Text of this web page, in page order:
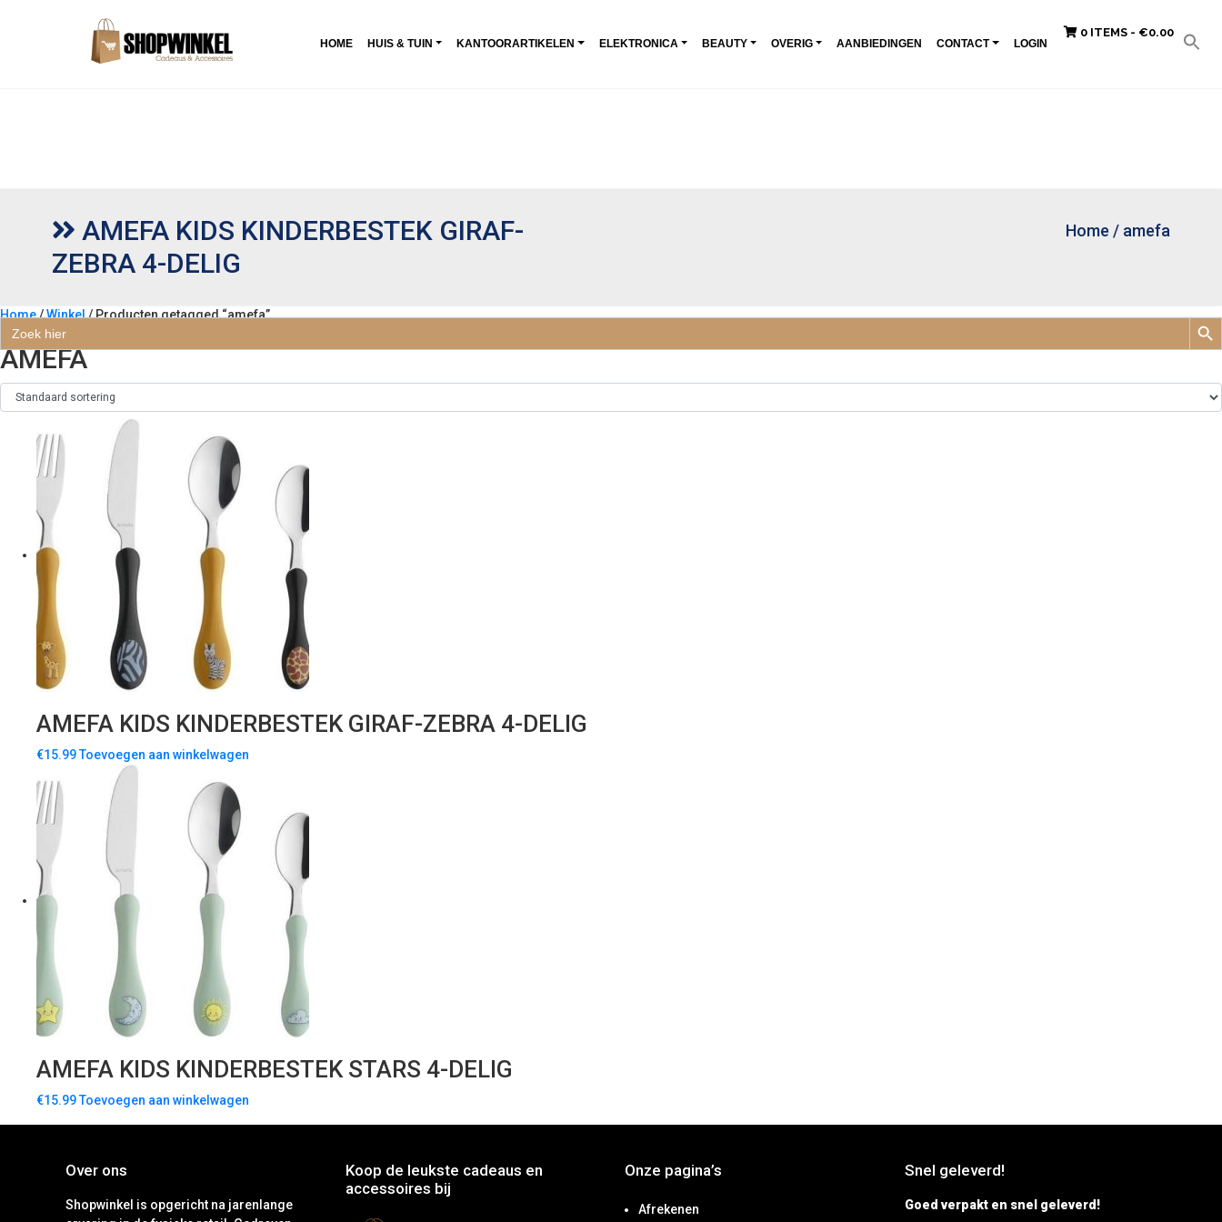
Zoek
naar:
HOME HUIS & TUIN KANTOORARTIKELEN ELEKTRONICA BEAUTY OVERIG AANBIEDINGEN CONTACT LOGIN
0 ITEMS - €0.00
AMEFA KIDS KINDERBESTEK GIRAF-
ZEBRA 4-DELIG
Home / amefa
Home/Winkel/ Producten getagged “amefa”
AMEFA
AMEFA KIDS KINDERBESTEK GIRAF-ZEBRA 4-DELIG
€15.99Toevoegen aan winkelwagen
AMEFA KIDS KINDERBESTEK STARS 4-DELIG
€15.99Toevoegen aan winkelwagen
Over ons
Shopwinkel is opgericht na jarenlange
Koop de leukste cadeaus en
accessoires bij
Onze pagina’s
Afrekenen
Snel geleverd!
Goed verpakt en snel geleverd!